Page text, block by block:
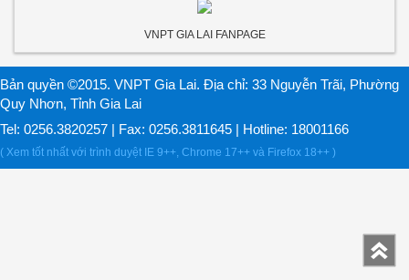
VNPT GIA LAI FANPAGE
Bản quyền ©2015. VNPT Gia Lai. Địa chỉ: 33 Nguyễn Trãi, Phường
Quy Nhơn, Tỉnh Gia Lai
Tel: 0256.3820257 | Fax: 0256.3811645 | Hotline: 18001166
( Xem tốt nhất với trình duyệt IE 9++, Chrome 17++ và Firefox 18++ )